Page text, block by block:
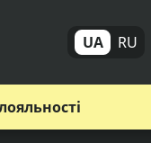
UA RU